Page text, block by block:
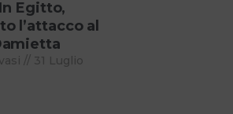
Egitto,
l’attacco al
31 Luglio